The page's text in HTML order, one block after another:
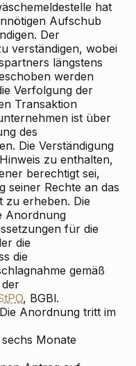
hat
Aufschub
Der
verständigen, wobei
längstens
werden
Verfolgung der
Transaktion
ist über
des
Die Verständigung
zu enthalten,
berechtigt sei,
seiner Rechte an das
zu erheben. Die
Anordnung
für die
die
die
gemäß
der
, BGBl.
Anordnung tritt im
Monate